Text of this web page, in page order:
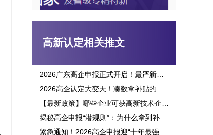
东莞市专精特新“小巨人”企业培育项目申报
高新认定相关推文